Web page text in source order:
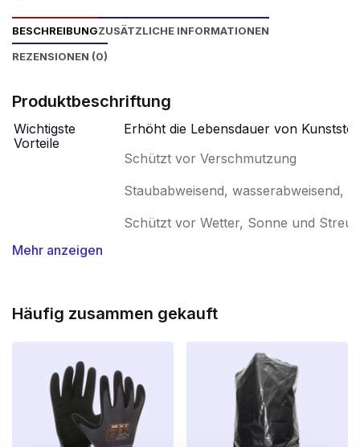
BESCHREIBUNGZUSÄTZLICHE INFORMATIONEN
REZENSIONEN (0)
Produktbeschriftung
Wichtigste
Vorteile
Erhöht die Lebensdauer von
Schützt vor Verschmutzung
Staubabweisend, wasserabweisend,
Schützt vor Wetter, Sonne und
Cockpits, Gummimatten und
Haltbarkeitsdauer
In der ungeöffneten
Mehr anzeigen
Häufig zusammen gekauft